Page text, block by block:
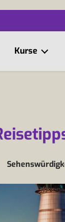
Kurse